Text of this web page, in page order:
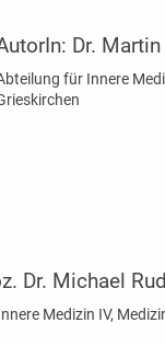
Dr.
für Innere
Dr. Michael
Medizin IV,